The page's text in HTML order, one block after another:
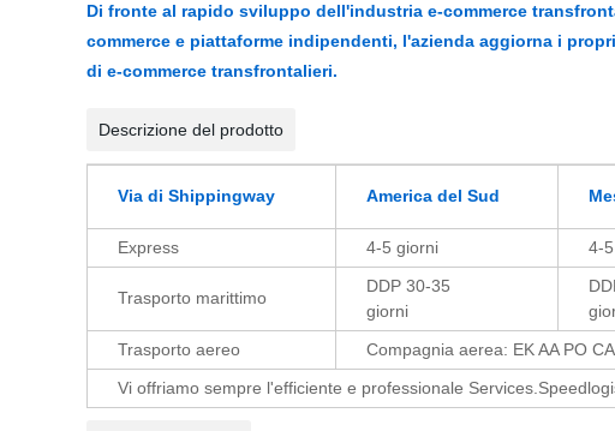
Di fronte al rapido sviluppo dell'industria e-commerce
commerce e piattaforme indipendenti, l'azienda aggiorna i
di e-commerce transfrontalieri.
Descrizione del prodotto
Via di Shippingway America del Sud
Express
4-5 giorni 4-
Trasporto marittimo
DDP 30-35
giorni
Trasporto aereo
Compagnia aerea: EK AA PO
Vi offriamo sempre l'efficiente e professionale